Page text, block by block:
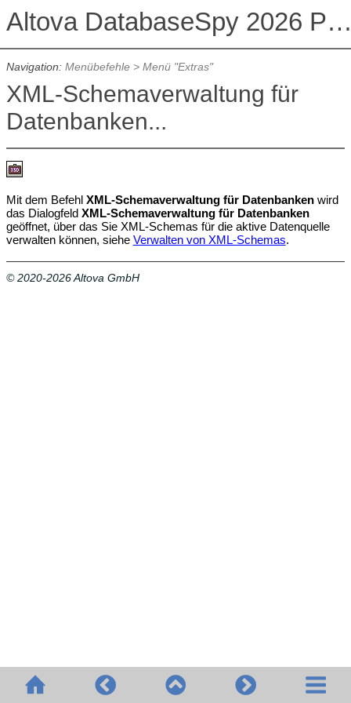
Altova DatabaseSpy 2026
Navigation: Menübefehle> Menü "Extras"
XML-Schemaverwaltung für
Datenbanken...
Mit dem Befehl XML-Schemaverwaltung für Datenbankenwird
das Dialogfeld XML-Schemaverwaltung für Datenbanken
geöffnet, über das Sie XML-Schemas für die aktive Datenquelle
verwalten können, siehe Verwalten von XML-Schemas.
© 2020-2026 Altova GmbH